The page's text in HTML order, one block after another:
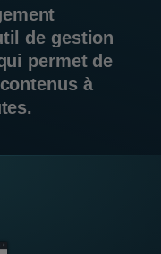
de gestion
permet de
à